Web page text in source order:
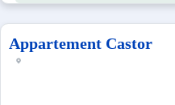
Appartement Castor